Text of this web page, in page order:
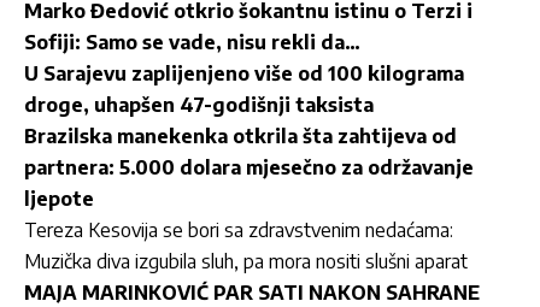
Marko Đedović otkrio šokantnu istinu o Terzi i
Sofiji: Samo se vade, nisu rekli da…
U Sarajevu zaplijenjeno više od 100 kilograma
droge, uhapšen 47-godišnji taksista
Brazilska manekenka otkrila šta zahtijeva od
partnera: 5.000 dolara mjesečno za održavanje
ljepote
Tereza Kesovija se bori sa zdravstvenim nedaćama:
Muzička diva izgubila sluh, pa mora nositi slušni aparat
MAJA MARINKOVIĆ PAR SATI NAKON SAHRANE